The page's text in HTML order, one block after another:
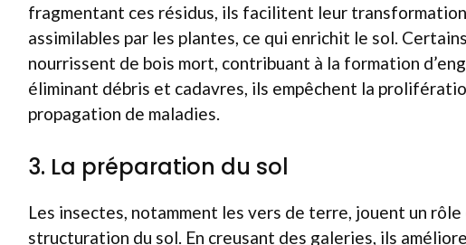
fragmentant ces résidus, ils facilitent leur
assimilables par les plantes, ce qui enrichit le sol.
nourrissent de bois mort, contribuant à la formation
éliminant débris et cadavres, ils empêchent la
propagation de maladies.
3. La préparation du sol
Les insectes, notamment les vers de terre, jouent un rôle
structuration du sol. En creusant des galeries, ils